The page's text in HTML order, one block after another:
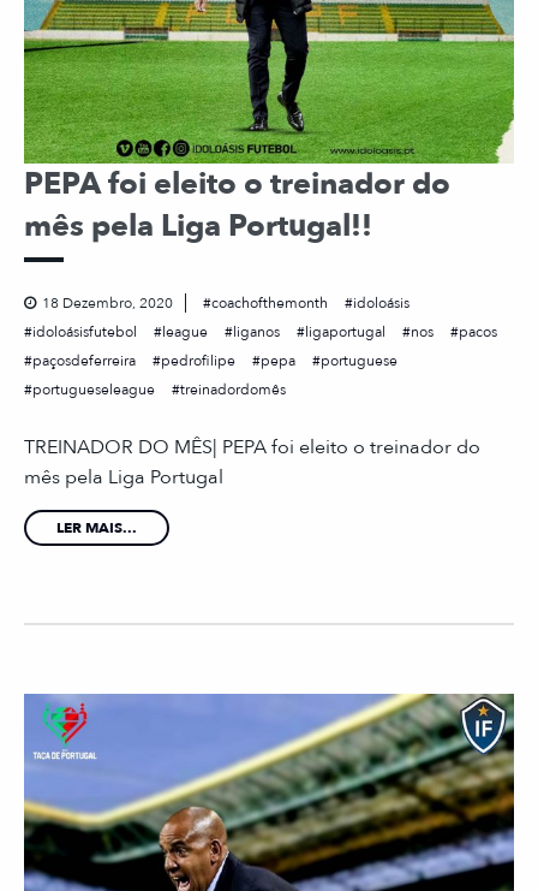
PEPA foi eleito o treinador do
mês pela Liga Portugal!!
18 Dezembro, 2020 coachofthemonth
idoloásis
idoloásisfutebol
league liganos ligaportugal nos
pacos
paçosdeferreira
pedrofilipe pepa
portuguese
portugueseleague
treinadordomês
TREINADOR DO MÊS| PEPA foi eleito o treinador do
mês pela Liga Portugal
LER MAIS...